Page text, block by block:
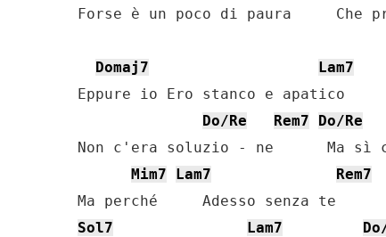
Forse è un poco di paura     Che
Domaj7
Lam7
Eppure io Ero stanco e apatico
Do/Re
Rem7 Do/Re
Non c'era soluzio - ne      Ma sì
Mim7
Lam7 Rem7
Sol7
Lam7